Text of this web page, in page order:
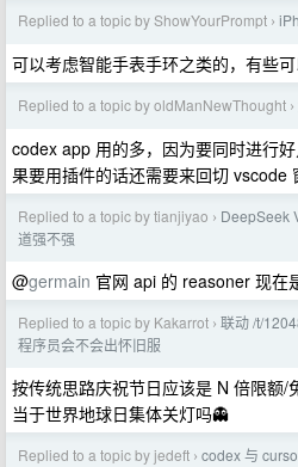
Replied to a topic by ShowYourPrompt ›
可以考虑智能手表手环之类的，有些
Replied to a topic by oldManNewThought ›
codex app 用的多，因为要同时进行
果要用插件的话还需要来回切 vscode
Replied to a topic by tianjiyao › DeepSeek
道强不强
@germain 官网 api 的 reasoner 现在
Replied to a topic by Kakarrot › 联动 /t/
程序员会不会出怀旧服
按传统思路庆祝节日应该是 N 倍限额/
当于世界地球日集体关灯吗👻
Replied to a topic by jedeft › codex 与